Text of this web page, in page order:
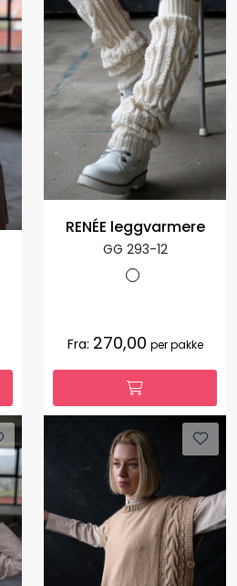
RENÉE leggvarmere
GG 293-12
Fra: 270,00 per pakke